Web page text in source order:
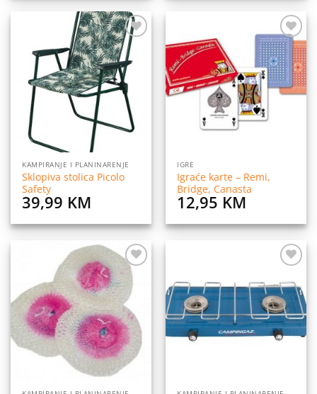
39,90
Dodaj
na
listu
želja
KAMPIRANJE I PLANINARENJE
Sklopiva stolica Picolo
Safety
39,99 KM
Dodaj
na
listu
želja
IGRE
Igraće karte – Remi,
Bridge, Canasta
12,95 KM
Dodaj
na
listu
želja
na
listu
želja